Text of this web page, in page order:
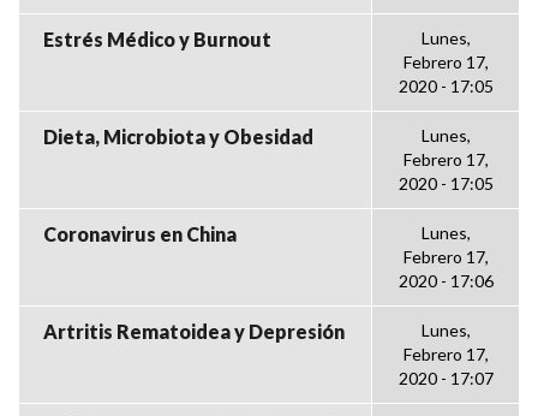
Estrés Médico y Burnout
Lunes,
Febrero 17,
2020 - 17:05
Dieta, Microbiota y Obesidad
Lunes,
Febrero 17,
2020 - 17:05
Coronavirus en China
Lunes,
Febrero 17,
2020 - 17:06
Artritis Rematoidea y Depresión
Lunes,
Febrero 17,
2020 - 17:07